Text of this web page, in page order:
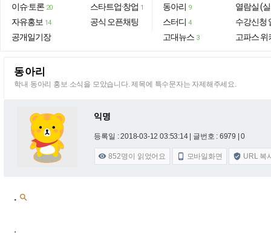
이슈·토론 20
자유홍보 14
공개일기장
스타트업·창업 1
공식 오픈채팅
동아리 9
스터디 4
고대뉴스 3
열람실 (
수강신청
고파스 위
동아리
학내 동아리 홍보 소식을 모았습니다. 제목에 특수문자는 자제해주세요.
익명
등록일 : 2018-03-12 03:53:14 | 글번호 : 6979 | 0
 852명이 읽었어요  모바일화면  URL 복
. 
.